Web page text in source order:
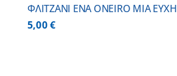
ΦΛΙΤΖΑΝΙ ΕNA ONEIRO MIA EYXH
5,00€